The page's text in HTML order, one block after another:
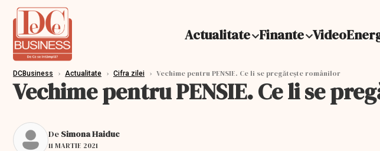
Actualitate Finante Video
DCBusiness › Actualitate › Cifra zilei › Vechime pentru PENSIE. Ce li se pregătește românilor
Vechime pentru PENSIE. Ce li se
De Simona Haiduc
11 MARTIE 2021